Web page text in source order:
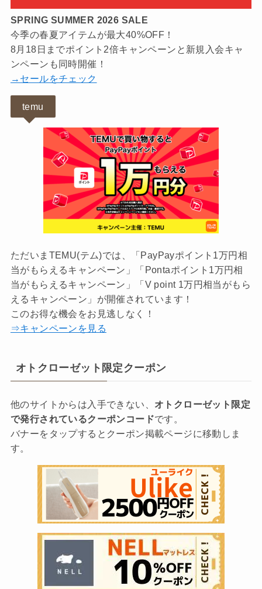
SPRING SUMMER 2026 SALE
今季の春夏アイテムが最大40%OFF！
8月18日までポイント2倍キャンペーンと新規入会キャ
ンペーンも同時開催！
→セールをチェック
temu
ただいまTEMU(テム)では、「PayPayポイント1万円相
当がもらえるキャンペーン」「Pontaポイント1万円相
当がもらえるキャンペーン」「V point 1万円相当がもら
えるキャンペーン」が開催されています！
このお得な機会をお見逃しなく！
⇒キャンペーンを見る
オトクローゼット限定クーポン
他のサイトからは入手できない、 オトクローゼット限定
で発行されているクーポンコードです。
バナーをタップするとクーポン掲載ページに移動しま
す。